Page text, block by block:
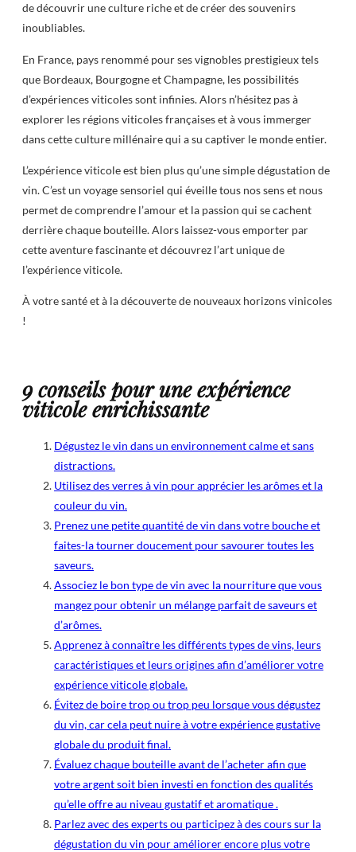
de découvrir une culture riche et de créer des souvenirs
inoubliables.
En France, pays renommé pour ses vignobles prestigieux tels
que Bordeaux, Bourgogne et Champagne, les possibilités
d’expériences viticoles sont infinies. Alors n’hésitez pas à
explorer les régions viticoles françaises et à vous immerger
dans cette culture millénaire qui a su captiver le monde entier.
L’expérience viticole est bien plus qu’une simple dégustation de
vin. C’est un voyage sensoriel qui éveille tous nos sens et nous
permet de comprendre l’amour et la passion qui se cachent
derrière chaque bouteille. Alors laissez-vous emporter par
cette aventure fascinante et découvrez l’art unique de
l’expérience viticole.
À votre santé et à la découverte de nouveaux horizons vinicoles
!
9 conseils pour une expérience
viticole enrichissante
Dégustez le vin dans un environnement calme et sans
distractions.
Utilisez des verres à vin pour apprécier les arômes et la
couleur du vin.
Prenez une petite quantité de vin dans votre bouche et
faites-la tourner doucement pour savourer toutes les
saveurs.
Associez le bon type de vin avec la nourriture que vous
mangez pour obtenir un mélange parfait de saveurs et
d’arômes.
Apprenez à connaître les différents types de vins, leurs
caractéristiques et leurs origines afin d’améliorer votre
expérience viticole globale.
Évitez de boire trop ou trop peu lorsque vous dégustez
du vin, car cela peut nuire à votre expérience gustative
globale du produit final.
Évaluez chaque bouteille avant de l’acheter afin que
votre argent soit bien investi en fonction des qualités
qu’elle offre au niveau gustatif et aromatique .
Parlez avec des experts ou participez à des cours sur la
dégustation du vin pour améliorer encore plus votre